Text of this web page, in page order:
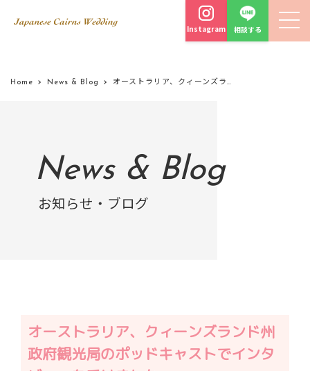
Instagram 相談する
Home News & Blog オーストラリア、クィーンズランド州政府観光局のポッドキャストでインタビューを受けました。
News & Blog
お知らせ・ブログ
オーストラリア、クィーンズランド州
政府観光局のポッドキャストでインタ